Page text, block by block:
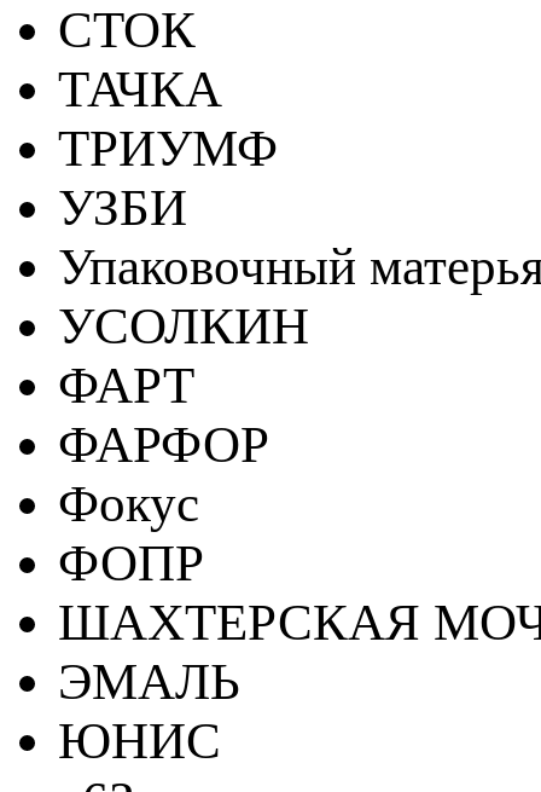
СТОК
ТАЧКА
ТРИУМФ
УЗБИ
Упаковочный
УСОЛКИН
ФАРТ
ФАРФОР
Фокус
ФОПР
ШАХТЕРСКАЯ
ЭМАЛЬ
ЮНИС